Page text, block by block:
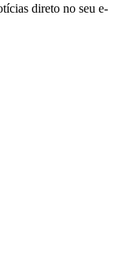
direto no seu e-